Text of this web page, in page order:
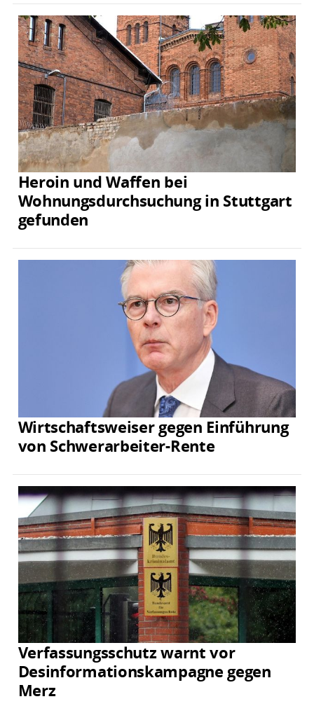
Heroin und Waffen bei
Wohnungsdurchsuchung in Stuttgart
gefunden
Wirtschaftsweiser gegen Einführung
von Schwerarbeiter-Rente
Verfassungsschutz warnt vor
Desinformationskampagne gegen
Merz